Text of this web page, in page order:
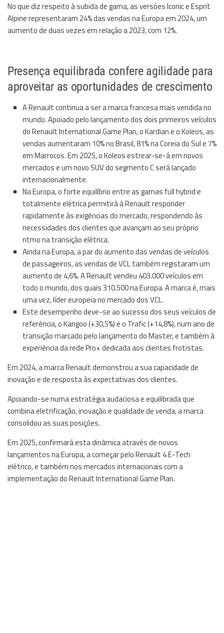
No que diz respeito à subida de gama, as versões Iconic e Esprit
Alpine representaram 24% das vendas na Europa em 2024, um
aumento de duas vezes em relação a 2023, com 12%.
Presença equilibrada confere agilidade para
aproveitar as oportunidades de crescimento
A Renault continua a ser a marca francesa mais vendida no
mundo. Apoiado pelo lançamento dos dois primeiros veículos
do Renault International Game Plan, o Kardian e o Koleos, as
vendas aumentaram 10% no Brasil, 81% na Coreia do Sul e 7%
em Marrocos. Em 2025, o Koleos estrear-se-á em novos
mercados e um novo SUV do segmento C será lançado
internacionalmente.
Na Europa, o forte equilíbrio entre as gamas full hybrid e
totalmente elétrica permitirá à Renault responder
rapidamente às exigências do mercado, respondendo às
necessidades dos clientes que avançam ao seu próprio
ritmo na transição elétrica.
Ainda na Europa, a par do aumento das vendas de veículos
de passageiros, as vendas de VCL também registaram um
aumento de 4,6%. A Renault vendeu 403.000 veículos em
todo o mundo, dos quais 310.500 na Europa. A marca é, mais
uma vez, líder europeia no mercado dos VCL.
Este desempenho deve-se ao sucesso dos seus veículos de
referência, o Kangoo (+30,5%) e o Trafic (+14,8%), num ano de
transição marcado pelo lançamento do Master, e também à
experiência da rede Pro+ dedicada aos clientes frotistas.
Em 2024, a marca Renault demonstrou a sua capacidade de
inovação e de resposta às expectativas dos clientes.
Apoiando-se numa estratégia audaciosa e equilibrada que
combina eletrificação, inovação e qualidade de venda, a marca
consolidou as suas posições.
Em 2025, confirmará esta dinâmica através de novos
lançamentos na Europa, a começar pelo Renault 4 E-Tech
elétrico, e também nos mercados internacionais com a
implementação do Renault International Game Plan.